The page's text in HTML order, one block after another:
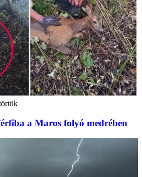
a Maros folyó medrében